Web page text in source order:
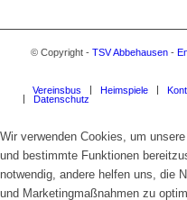
© Copyright - TSV Abbehausen-
Vereinsbus Heimspiele
Datenschutz
Wir verwenden Cookies, um
und bestimmte Funktionen
notwendig, andere helfen uns, die
und Marketingmaßnahmen zu